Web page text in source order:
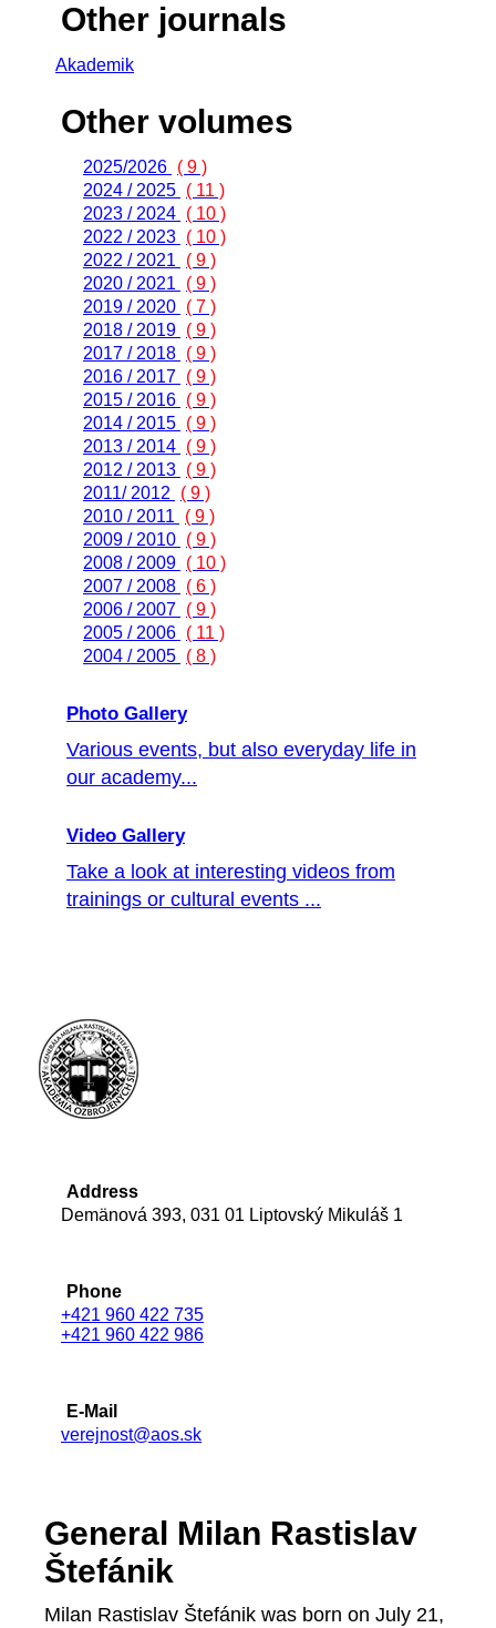
Other journals
Akademik
Other volumes
2025/2026 ( 9 )
2024 / 2025 ( 11 )
2023 / 2024 ( 10 )
2022 / 2023 ( 10 )
2022 / 2021
( 9 )
2020 / 2021
( 9 )
2019 / 2020 ( 7 )
2018 / 2019 ( 9 )
2017 / 2018 ( 9 )
2016 / 2017 ( 9 )
2015 / 2016 ( 9 )
2014 / 2015 ( 9 )
2013 / 2014 ( 9 )
2012 / 2013 ( 9 )
2011/ 2012
( 9 )
2010 / 2011
( 9 )
2009 / 2010 ( 9 )
2008 / 2009 ( 10 )
2007 / 2008 ( 6 )
2006 / 2007 ( 9 )
2005 / 2006 ( 11 )
2004 / 2005 ( 8 )
Photo Gallery
Various events, but also everyday life in
our academy...
Video Gallery
Take a look at interesting videos from
trainings or cultural events ...
Address
Demänová 393, 031 01 Liptovský Mikuláš 1
Phone
+421 960 422 735
+421 960 422 986
E-Mail
verejnost@aos.sk
General Milan Rastislav
Štefánik
Milan Rastislav Štefánik was born on July 21,